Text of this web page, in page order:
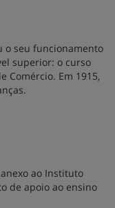
o seu funcionamento
superior: o curso
Comércio. Em 1915,
ao Instituto
de apoio ao ensino